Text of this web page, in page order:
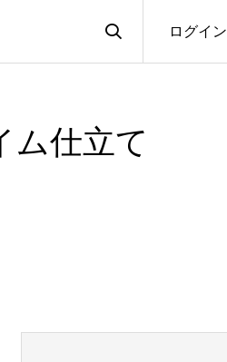
ログイン
ム仕立て